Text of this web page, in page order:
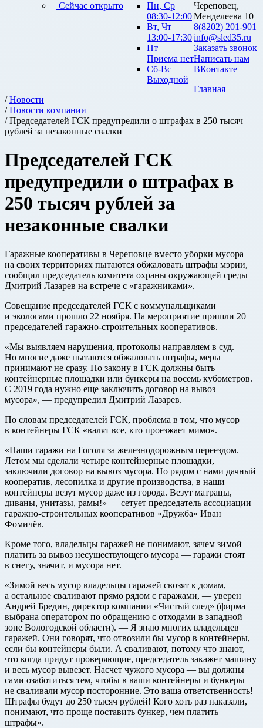
Сейчас открыто
Пн, Ср
08:30-12:00
Вт, Чт
13:00-17:30
Пт
Приема нет
Сб-Вс
Выходной
Череповец,
Менделеева 10
8(8202) 201-901
info@sled35.ru
Заказать звонок
Написать нам
ВКонтакте
Главная
/Новости
/Новости компании
/ Председателей ГСК предупредили о штрафах в 250 тысяч
рублей за незаконные свалки
Председателей ГСК
предупредили о штрафах в
250 тысяч рублей за
незаконные свалки
Гаражные кооперативы в Череповце вместо уборки мусора
на своих территориях пытаются обжаловать штрафы мэрии,
сообщил председатель комитета охраны окружающей среды
Дмитрий Лазарев на встрече с «гаражниками».
Совещание председателей ГСК с коммунальщиками
и экологами прошло 22 ноября. На мероприятие пришли 20
председателей гаражно-строительных кооперативов.
«Мы выявляем нарушения, протоколы направляем в суд.
Но многие даже пытаются обжаловать штрафы, меры
принимают не сразу. По закону в ГСК должны быть
контейнерные площадки или бункеры на восемь кубометров.
С 2019 года нужно еще заключить договор на вывоз
мусора», — предупредил Дмитрий Лазарев.
По словам председателей ГСК, проблема в том, что мусор
в контейнеры ГСК «валят все, кто проезжает мимо».
«Наши гаражи на Гоголя за железнодорожным переездом.
Летом мы сделали четыре контейнерные площадки,
заключили договор на вывоз мусора. Но рядом с нами дачный
кооператив, лесопилка и другие производства, в наши
контейнеры везут мусор даже из города. Везут матрацы,
диваны, унитазы, рамы!» — сетует председатель ассоциации
гаражно-строительных кооперативов «Дружба» Иван
Фомичёв.
Кроме того, владельцы гаражей не понимают, зачем зимой
платить за вывоз несуществующего мусора — гаражи стоят
в снегу, значит, и мусора нет.
«Зимой весь мусор владельцы гаражей свозят к домам,
а остальное сваливают прямо рядом с гаражами, — уверен
Андрей Бредин, директор компании «Чистый след» (фирма
выбрана оператором по обращению с отходами в западной
зоне Вологодской области). — Я знаю многих владельцев
гаражей. Они говорят, что отвозили бы мусор в контейнеры,
если бы контейнеры были. А сваливают, потому что знают,
что когда придут проверяющие, председатель закажет машину
и весь мусор вывезет. Насчет чужого мусора — вы должны
сами озаботиться тем, чтобы в ваши контейнеры и бункеры
не сваливали мусор посторонние. Это ваша ответственность!
Штрафы будут до 250 тысяч рублей! Кого хоть раз наказали,
понимают, что проще поставить бункер, чем платить
штрафы».